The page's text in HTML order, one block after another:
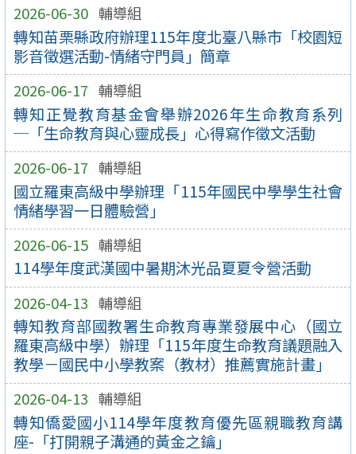
2026-06-30 輔導組
轉知苗栗縣政府辦理115年度北臺八縣市「校園短
影音徵選活動-情緒守門員」簡章
2026-06-17 輔導組
轉知正覺教育基金會舉辦2026年生命教育系列
─「生命教育與心靈成長」心得寫作徵文活動
2026-06-17 輔導組
國立羅東高級中學辦理「115年國民中學學生社會
情緒學習一日體驗營」
2026-06-15 輔導組
114學年度武漢國中暑期沐光品夏夏令營活動
2026-04-13 輔導組
轉知教育部國教署生命教育專業發展中心（國立
羅東高級中學）辦理「115年度生命教育議題融入
教學－國民中小學教案（教材）推薦實施計畫」
2026-04-13 輔導組
轉知僑愛國小114學年度教育優先區親職教育講
座-「打開親子溝通的黃金之鑰」